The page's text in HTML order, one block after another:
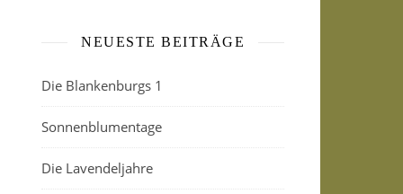
NEUESTE BEITRÄGE
Die Blankenburgs 1
Sonnenblumentage
Die Lavendeljahre